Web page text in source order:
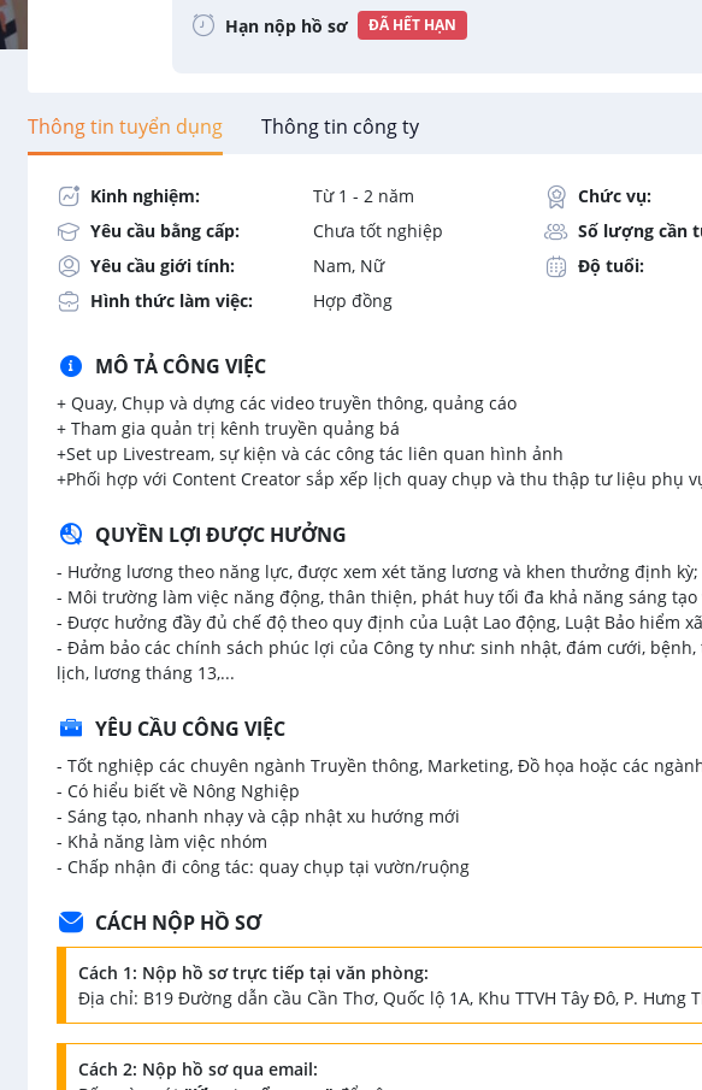
Hạn nộp hồ sơ ĐÃ HẾT HẠN
Thông tin tuyển dụng Thông tin công ty
Kinh nghiệm: Từ 1 - 2 năm Chức vụ:
Yêu cầu bằng cấp:
Chưa tốt nghiệp Số lượng cần
Yêu cầu giới tính:
Nam, Nữ Độ tuổi:
Hình thức làm việc:
Hợp đồng
MÔ TẢ CÔNG VIỆC
+ Quay, Chụp và dựng các video truyền thông, quảng cáo
+ Tham gia quản trị kênh truyền quảng bá
+Set up Livestream, sự kiện và các công tác liên quan hình ảnh
+Phối hợp với Content Creator sắp xếp lịch quay chụp và thu thập tư liệu phụ
QUYỀN LỢI ĐƯỢC HƯỞNG
- Hưởng lương theo năng lực, được xem xét tăng lương và khen thưởng định kỳ;
- Môi trường làm việc năng động, thân thiện, phát huy tối đa khả năng sáng
- Được hưởng đầy đủ chế độ theo quy định của Luật Lao động, Luật Bảo hiểm
- Đảm bảo các chính sách phúc lợi của Công ty như: sinh nhật, đám cưới,
lịch, lương tháng 13,...
YÊU CẦU CÔNG VIỆC
- Tốt nghiệp các chuyên ngành Truyền thông, Marketing, Đồ họa hoặc các
- Có hiểu biết về Nông Nghiệp
- Sáng tạo, nhanh nhạy và cập nhật xu hướng mới
- Khả năng làm việc nhóm
- Chấp nhận đi công tác: quay chụp tại vườn/ruộng
CÁCH NỘP HỒ SƠ
Cách 1: Nộp hồ sơ trực tiếp tại văn phòng:
Địa chỉ: B19 Đường dẫn cầu Cần Thơ, Quốc lộ 1A, Khu TTVH Tây Đô, P. Hưng
Cách 2: Nộp hồ sơ qua email: